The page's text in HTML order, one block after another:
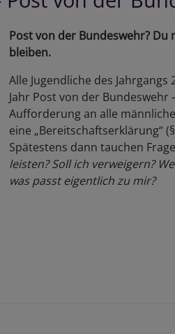
Post von der Bundeswehr?
bleiben.
Alle Jugendliche des
Jahr Post von der
Aufforderung an alle
eine „Bereitschaftserklärung“
Spätestens dann tauchen
leisten? Soll ich verweigern?
was passt eigentlich zu mir?